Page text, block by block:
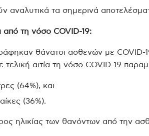
αναλυτικά τα σημερινά
από τη νόσο COVID-19:
θάνατοι ασθενών με COVID-
τελική αιτία τη νόσο COVID-19
(64%), και
(36%).
ηλικίας των θανόντων από την